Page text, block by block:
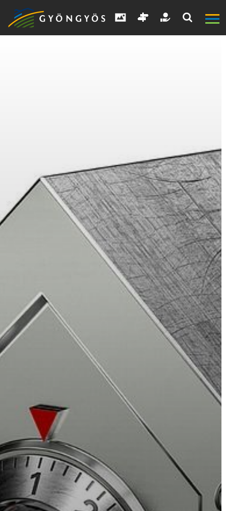
LÁTVÁNYOSSÁGOK
GYÖNGYÖS
VÁROS
INFORMÁCIÓK
HASZNOS
KVÍZ
A
VÁROS
PÉNZÜGYEI
KÖLTSÉGVETÉSI